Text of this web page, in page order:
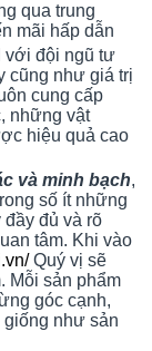
qua trung
mãi hấp dẫn
với đội ngũ tư
cũng như giá trị
cung cấp
những vật
hiệu quả cao
và minh bạch,
số ít những
đủ và rõ
tâm. Khi vào
Quý vị sẽ
Mỗi sản phẩm
góc cạnh,
giống như sản